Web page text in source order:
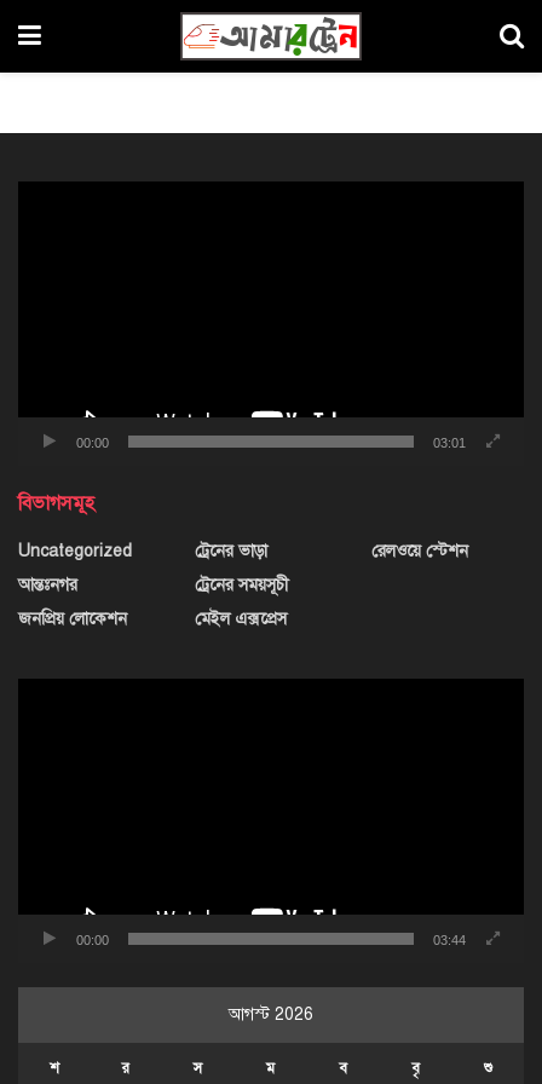
00:00 03:01
বিভাগসমূহ
Uncategorized
আন্তঃনগর
জনপ্রিয় লোকেশন
ট্রেনের ভাড়া
ট্রেনের সময়সূচী
মেইল এক্সপ্রেস
রেলওয়ে স্টেশন
00:00 03:44
আগস্ট 2026
শ র স ম ব বৃ শু